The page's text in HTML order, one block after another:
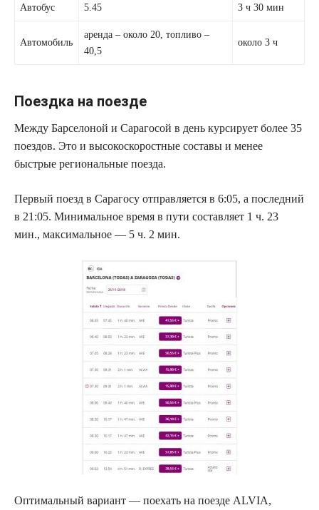
Автобус 5.45 3 ч 30 мин
Автомобиль
аренда – около 20, топливо –
40,5
около 3 ч
Поездка на поезде
Между Барселоной и Сарагосой в день курсирует более 35
поездов. Это и высокоскоростные составы и менее
быстрые региональные поезда.
Первый поезд в Сарагосу отправляется в 6:05, а последний
в 21:05. Минимальное время в пути составляет 1 ч. 23
мин., максимальное — 5 ч. 2 мин.
Оптимальный вариант — поехать на поезде ALVIA,